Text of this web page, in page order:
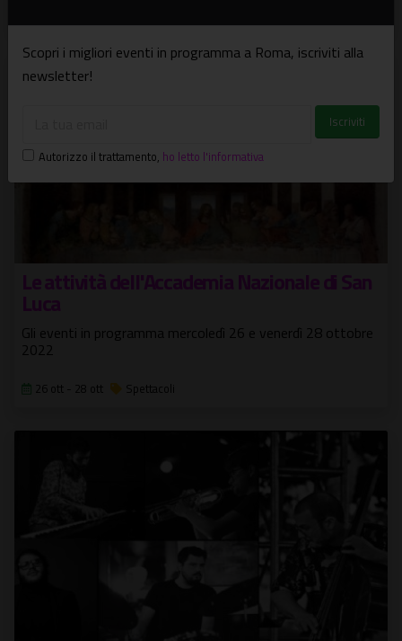
Le attività dell'Accademia Nazionale di San
Luca
Gli eventi in programma mercoledì 26 e venerdì 28 ottobre
2022
26 ott - 28 ott Spettacoli
Scopri i migliori eventi in programma a Roma, iscriviti alla
newsletter!
Autorizzo il trattamento, ho letto l'informativa